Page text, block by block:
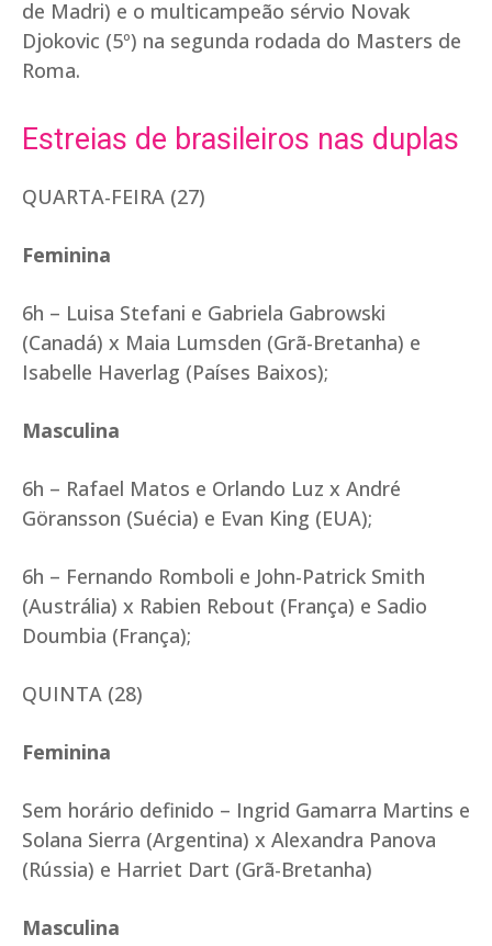
de Madri) e o multicampeão sérvio Novak
Djokovic (5º) na segunda rodada do Masters de
Roma.
Estreias de brasileiros nas duplas
QUARTA-FEIRA (27)
Feminina
6h – Luisa Stefani e Gabriela Gabrowski
(Canadá) x Maia Lumsden (Grã-Bretanha) e
Isabelle Haverlag (Países Baixos);
Masculina
6h – Rafael Matos e Orlando Luz x André
Göransson (Suécia) e Evan King (EUA);
6h – Fernando Romboli e John-Patrick Smith
(Austrália) x Rabien Rebout (França) e Sadio
Doumbia (França);
QUINTA (28)
Feminina
Sem horário definido – Ingrid Gamarra Martins e
Solana Sierra (Argentina) x Alexandra Panova
(Rússia) e Harriet Dart (Grã-Bretanha)
Masculina